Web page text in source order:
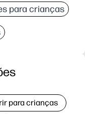
para crianças
para crianças